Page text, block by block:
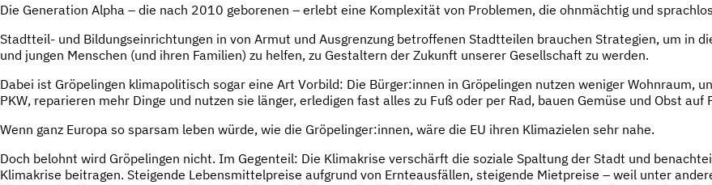
Die Generation Alpha – die nach 2010 geborenen – erlebt eine Komplexität von Problemen, die ohnmächtig und
Stadtteil- und Bildungseinrichtungen in von Armut und Ausgrenzung betroffenen Stadtteilen brauchen Strategien, um in
und jungen Menschen (und ihren Familien) zu helfen, zu Gestaltern der Zukunft unserer Gesellschaft zu werden.
Dabei ist Gröpelingen klimapolitisch sogar eine Art Vorbild: Die Bürger:innen in Gröpelingen nutzen weniger Wohnraum,
PKW, reparieren mehr Dinge und nutzen sie länger, erledigen fast alles zu Fuß oder per Rad, bauen Gemüse und Obst
Wenn ganz Europa so sparsam leben würde, wie die Gröpelinger:innen, wäre die EU ihren Klimazielen sehr nahe.
Doch belohnt wird Gröpelingen nicht. Im Gegenteil: Die Klimakrise ver­schärft die soziale Spaltung der Stadt und
Klimakri­se beitragen. Steigende Lebensmittelpreise aufgrund von Ernteausfällen, steigende Mietpreise – weil unter